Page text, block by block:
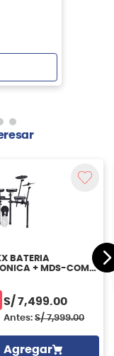
BATERIA
+ MDS-COM
S/ 7,499.00
Antes: S/ 7,999.00
Agregar